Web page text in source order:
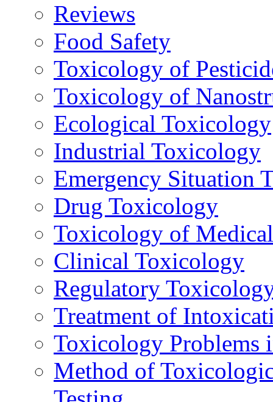
Reviews
Food Safety
Toxicology of
Toxicology of
Ecological Toxicology
Industrial Toxicology
Emergency Situation
Drug Toxicology
Toxicology of
Clinical Toxicology
Regulatory
Treatment of
Toxicology Problems
Method of